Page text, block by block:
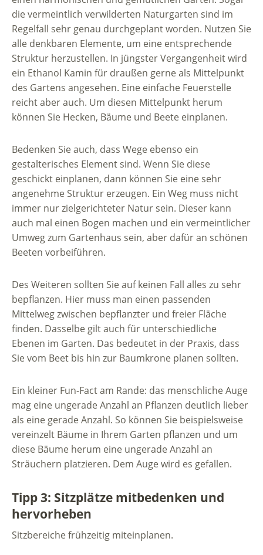
die vermeintlich verwilderten Naturgarten sind im
Regelfall sehr genau durchgeplant worden. Nutzen Sie
alle denkbaren Elemente, um eine entsprechende
Struktur herzustellen. In jüngster Vergangenheit wird
ein Ethanol Kamin für draußen gerne als Mittelpunkt
des Gartens angesehen. Eine einfache Feuerstelle
reicht aber auch. Um diesen Mittelpunkt herum
können Sie Hecken, Bäume und Beete einplanen.
Bedenken Sie auch, dass Wege ebenso ein
gestalterisches Element sind. Wenn Sie diese
geschickt einplanen, dann können Sie eine sehr
angenehme Struktur erzeugen. Ein Weg muss nicht
immer nur zielgerichteter Natur sein. Dieser kann
auch mal einen Bogen machen und ein vermeintlicher
Umweg zum Gartenhaus sein, aber dafür an schönen
Beeten vorbeiführen.
Des Weiteren sollten Sie auf keinen Fall alles zu sehr
bepflanzen. Hier muss man einen passenden
Mittelweg zwischen bepflanzter und freier Fläche
finden. Dasselbe gilt auch für unterschiedliche
Ebenen im Garten. Das bedeutet in der Praxis, dass
Sie vom Beet bis hin zur Baumkrone planen sollten.
Ein kleiner Fun-Fact am Rande: das menschliche Auge
mag eine ungerade Anzahl an Pflanzen deutlich lieber
als eine gerade Anzahl. So können Sie beispielsweise
vereinzelt Bäume in Ihrem Garten pflanzen und um
diese Bäume herum eine ungerade Anzahl an
Sträuchern platzieren. Dem Auge wird es gefallen.
Tipp 3: Sitzplätze mitbedenken und
hervorheben
Sitzbereiche frühzeitig miteinplanen.